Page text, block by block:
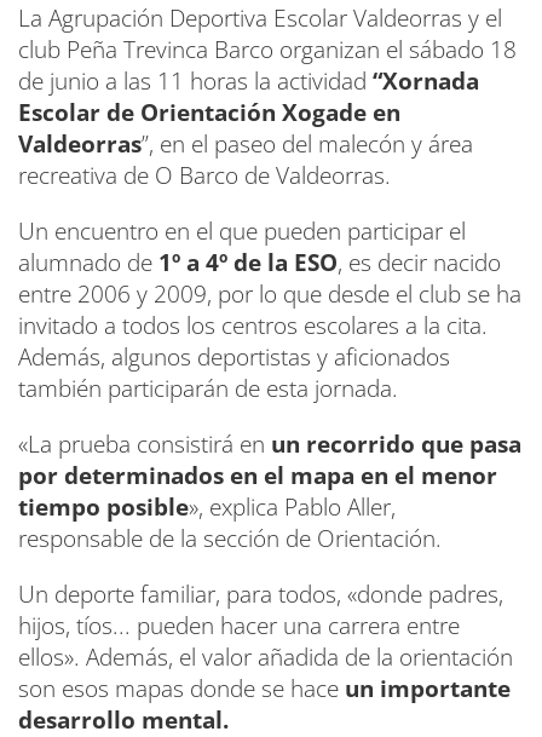
La Agrupación Deportiva Escolar Valdeorras y el
club Peña Trevinca Barco organizan el sábado 18
de junio a las 11 horas la actividad “Xornada
Escolar de Orientación Xogade en
Valdeorras”, en el paseo del malecón y área
recreativa de O Barco de Valdeorras.
Un encuentro en el que pueden participar el
alumnado de 1º a 4º de la ESO, es decir nacido
entre 2006 y 2009, por lo que desde el club se ha
invitado a todos los centros escolares a la cita.
Además, algunos deportistas y aficionados
también participarán de esta jornada.
«La prueba consistirá en un recorrido que pasa
por determinados en el mapa en el menor
tiempo posible», explica Pablo Aller,
responsable de la sección de Orientación.
Un deporte familiar, para todos, «donde padres,
hijos, tíos... pueden hacer una carrera entre
ellos». Además, el valor añadida de la orientación
son esos mapas donde se hace un importante
desarrollo mental.